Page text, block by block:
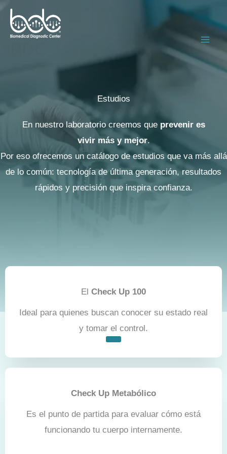
contenido
Laboratorio Clínico Especializado
Estudios
En nuestro laboratorio creemos que prevenir es
vivir más y mejor.
Por eso ofrecemos un catálogo de estudios que va más allá
de lo común: tecnología de última generación, resultados
rápidos y precisión que inspira confianza.
El Check Up 100
Ideal para quienes buscan conocer su estado real
y tomar el control.
Check Up Metabólico
Es el punto de partida para evaluar cómo está
funcionando tu cuerpo internamente.